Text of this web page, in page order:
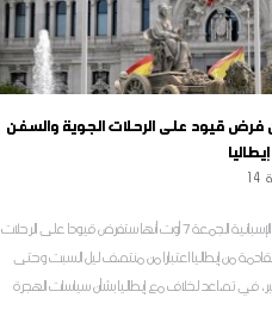
فرض قيود على الرحلات الجوية والسفن
14
أعلنت الحكومة الإسبانية الجمعة 7 أوت أنها ستفرض قيودا على الرحلات
من إيطاليا اعتبارا من منتصف ليل السبت وحتى
في تصاعد لخلاف مع إيطاليا بشأن سياسات الهجرة